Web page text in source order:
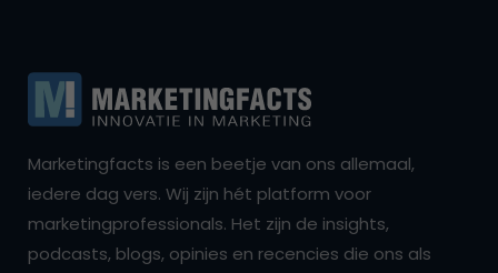
Marketingfacts is een beetje van ons allemaal,
iedere dag vers. Wij zijn hét platform voor
marketingprofessionals. Het zijn de insights,
podcasts, blogs, opinies en recencies die ons als